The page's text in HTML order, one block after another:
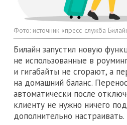
Фото: источник «пресс-служба
Билайн запустил новую
не использованные в
и гигабайты не сгорают, а
на домашний баланс.
автоматически после
клиенту не нужно ничего
дополнительно настраивать.